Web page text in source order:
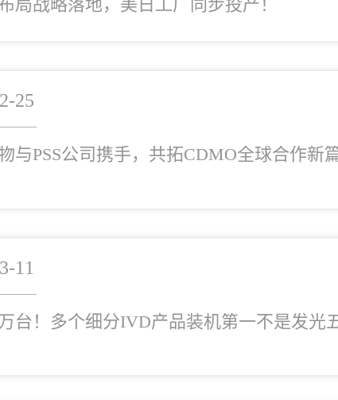
局战略落地，美日工厂同步投产！
25
与PSS公司携手，共拓CDMO全球合作新
11
台！多个细分IVD产品装机第一不是发光